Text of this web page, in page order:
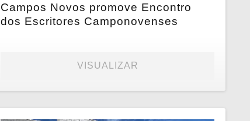
Campos Novos promove Encontro
dos Escritores Camponovenses
VISUALIZAR